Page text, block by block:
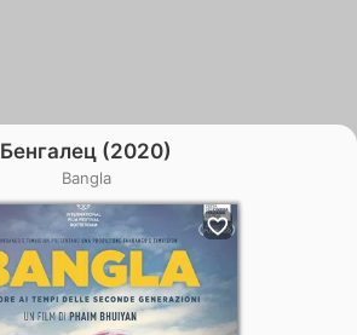
Бенгалец (2020)
Bangla